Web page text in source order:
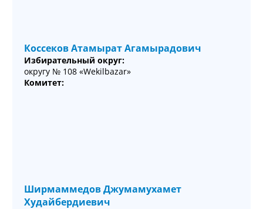
Коссеков Атамырат Агамырадович
Избирательный округ:
округу № 108 «Wekilbazar»
Комитет:
Ширмаммедов Джумамухамет
Худайбердиевич